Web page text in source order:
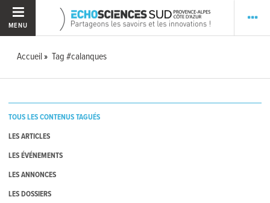
MENU
Accueil Tag #calanques
TOUS LES CONTENUS TAGUÉS
LES ARTICLES
LES ÉVÉNEMENTS
LES ANNONCES
LES DOSSIERS